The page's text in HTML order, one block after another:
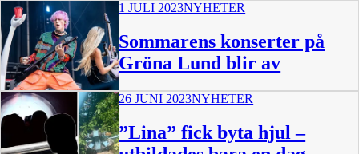
1 JULI 2023NYHETER
Sommarens konserter på
Gröna Lund blir av
26 JUNI 2023NYHETER
”Lina” fick byta hjul –